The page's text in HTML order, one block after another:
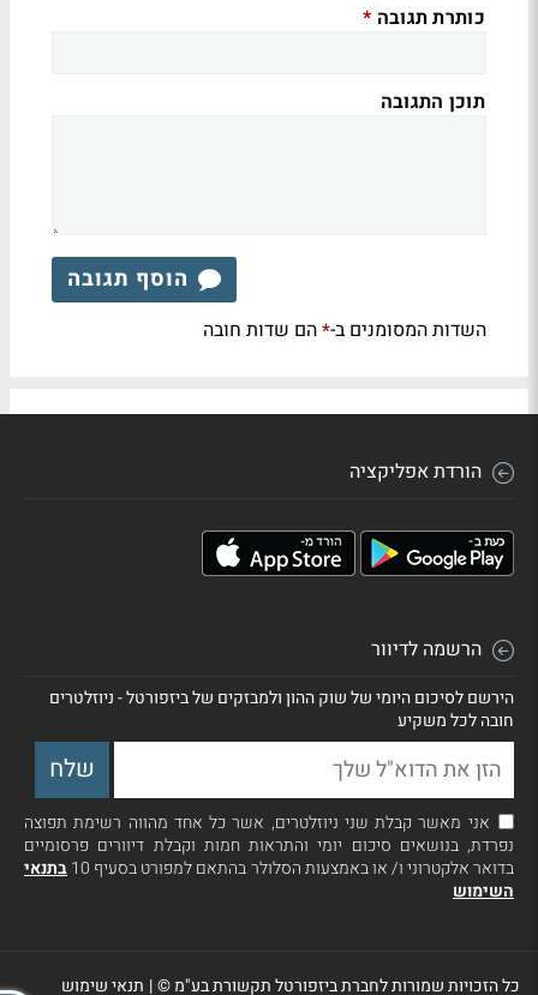
כותרת תגובה *
תוכן התגובה
הוסף תגובה
השדות המסומנים ב-*הם שדות חובה
הורדת אפליקציה
הרשמה לדיוור
הירשם לסיכום היומי של שוק ההון ולמבזקים של ביזפורטל - ניוזלטרים
חובה לכל משקיע
אני מאשר קבלת שני ניוזלטרים, אשר כל אחד מהווה רשימת תפוצה
נפרדת, בנושאים סיכום יומי והתראות חמות וקבלת דיוורים פרסומיים
בדואר אלקטרוני ו/ או באמצעות הסלולר בהתאם למפורט בסעיף 10
בתנאי
השימוש
כל הזכויות שמורות לחברת ביזפורטל תקשורת בע"מ ©| תנאי שימוש